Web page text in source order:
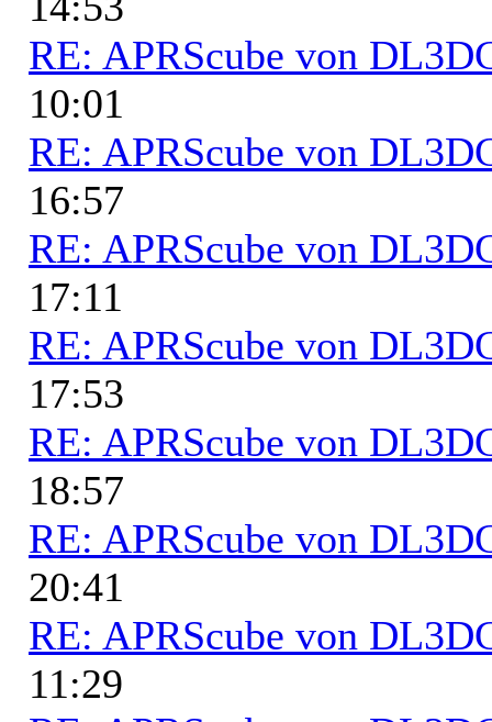
RE: APRScube von
10:01
RE: APRScube von
16:57
RE: APRScube von
17:11
RE: APRScube von
17:53
RE: APRScube von
18:57
RE: APRScube von
20:41
RE: APRScube von
11:29